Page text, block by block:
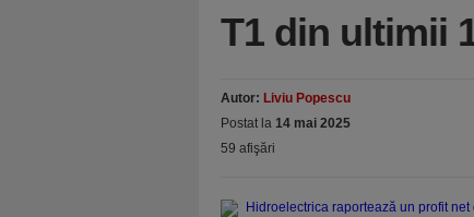
T1 din ultimii
Autor: Liviu Popescu
Postat la 14 mai 2025
59 afişări